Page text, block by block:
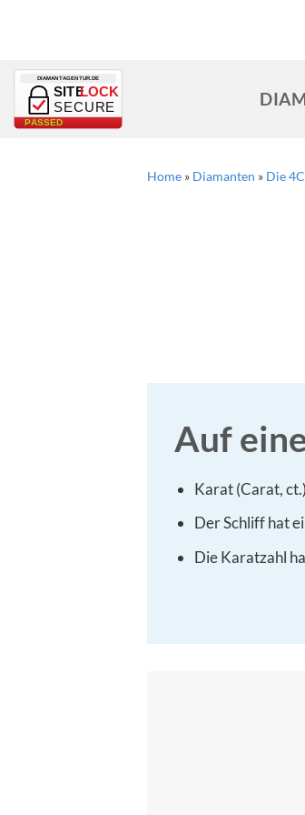
DIAMANTAGENTUR.DE
SITELOCK
SECURE
PASSED
Home » Diamanten » Die 4C
Auf
Karat (Carat,
Der Schliff hat
Die Karatzahl